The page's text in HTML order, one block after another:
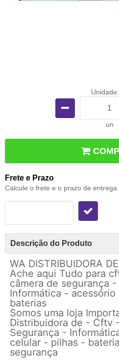
un
Frete e Prazo
Calcule o frete e o prazo de
Descrição do Produto
WA DISTRIBUIDORA
Ache aqui Tudo para
câmera de segurança
Informática -
baterias
Somos uma loja
Distribuidora de - Cftv
Segurança -
celular - pilhas -
segurança